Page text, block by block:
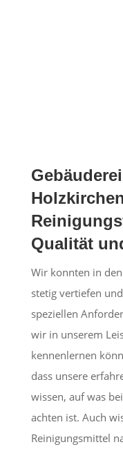
Qualität
Wir konnten in
stetig vertiefen
speziellen
wir in unserem
kennenlernen
dass unsere
wissen, auf was
achten ist. Auch
Reinigungsmittel